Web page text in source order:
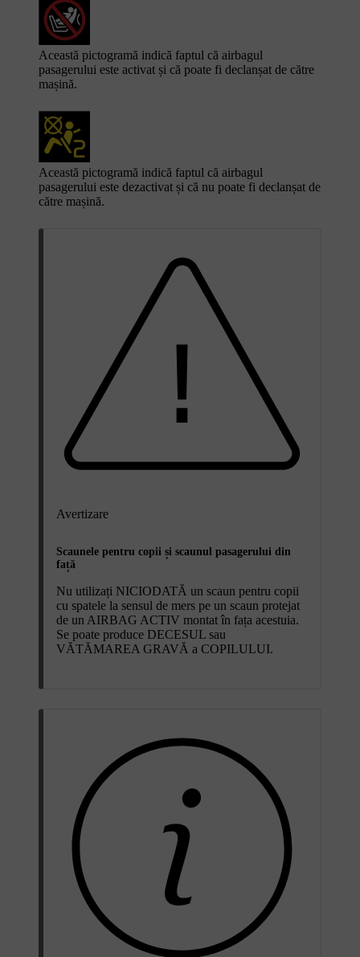
Această pictogramă indică faptul că airbagul
pasagerului este activat și că poate fi declanșat de către
mașină.
Această pictogramă indică faptul că airbagul
pasagerului este dezactivat și că nu poate fi declanșat de
către mașină.
Avertizare
Scaunele pentru copii și scaunul pasagerului din
față
Nu utilizați NICIODATĂ un scaun pentru copii
cu spatele la sensul de mers pe un scaun protejat
de un AIRBAG ACTIV montat în fața acestuia.
Se poate produce DECESUL sau
VĂTĂMAREA GRAVĂ a COPILULUI.